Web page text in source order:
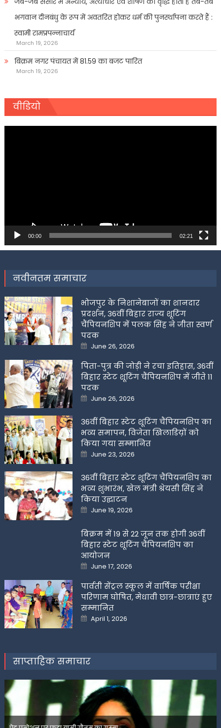
भगवान दीनबंधु के रूप में अवतरित होकर धर्म की पुनर्स्थापना करते हैं :
स्वामी रामप्रपन्नाचार्य
March 19, 2026
बिक्रम नगर पंचायत में 81.59 का बजट पारित
March 19, 2026
वीडियो
00:00 02:21
नवीनतम समाचार
भोजपुर के निशानेबाजों का शानदार
प्रदर्शन, 36वीं बिहार राज्य शूटिंग
चैंपियनशिप में पलक सिंह ने जीता स्वर्ण
पदक
Posted
on
June 26, 2026
पिता-पुत्र की जोड़ी ने रचा इतिहास, 36वीं
बिहार स्टेट शूटिंग चैंपियनशिप में जीते 11
पदक
Posted
on
June 26, 2026
36वीं बिहार स्टेट शूटिंग चैंपियनशिप का
भव्य समापन, विजेता खिलाडिय़ों को
किया गया सम्मानित
Posted
on
June 23, 2026
36वीं बिहार स्टेट शूटिंग चैंपियनशिप का
भव्य शुभारंभ, खेल मंत्री श्रेयसी सिंह ने
किया उद्घाटन
Posted
on
June 19, 2026
बिक्रम में 19 से 22 जून तक होगी 36वीं
बिहार स्टेट शूटिंग चैंपियनशिप का
आयोजन
Posted
on
June 17, 2026
पार्वती सेंट्रल स्कूल में वार्षिक परीक्षा
परिणाम घोषित, मेधावी छात्र-छात्राएं हुए
सम्मानित
Posted
on
April 1, 2026
साप्ताहिक समाचार